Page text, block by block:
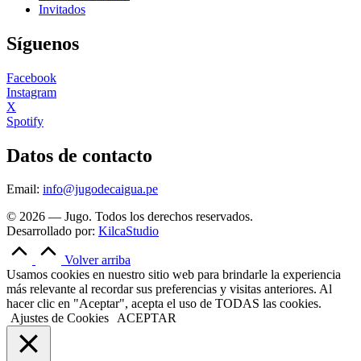
Invitados
Síguenos
Facebook
Instagram
X
Spotify
Datos de contacto
Email: info@jugodecaigua.pe
© 2026 — Jugo. Todos los derechos reservados.
Desarrollado por: KilcaStudio
Volver arriba
Usamos cookies en nuestro sitio web para brindarle la experiencia
más relevante al recordar sus preferencias y visitas anteriores. Al
hacer clic en "Aceptar", acepta el uso de TODAS las cookies.
Ajustes de Cookies ACEPTAR